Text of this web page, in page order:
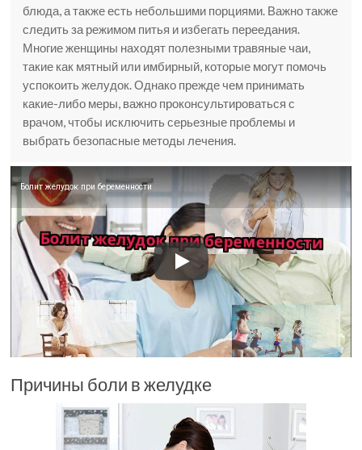
блюда, а также есть небольшими порциями. Важно также
следить за режимом питья и избегать переедания.
Многие женщины находят полезными травяные чаи,
такие как мятный или имбирный, которые могут помочь
успокоить желудок. Однако прежде чем принимать
какие-либо меры, важно проконсультироваться с
врачом, чтобы исключить серьезные проблемы и
выбрать безопасные методы лечения.
Болит желудок при беременности
Причины боли в желудке